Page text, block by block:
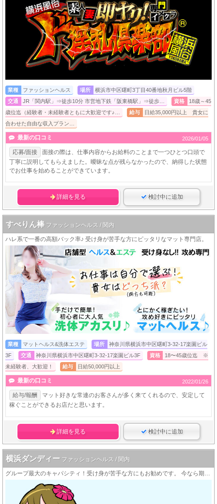
業種 ファッションヘルス 場所
横浜市中区曙町3丁目40番地秋月ビル5階
交通
JR「関内駅」⇒徒歩10分 市営地下鉄「阪東橋駅」⇒徒歩… 資格
18歳～45
歳位迄（経験者・未経験者ともに大歓迎です♪…
給与
日給35,000円以上 貴女に
合わせた自由な収入プラン…
最新の口コミ 2026/01/05
応募/面接
面接の際は、仕事内容からお給料のことまで一つひとつ口頭で
丁寧に説明してもらえました。曖昧な点が残らなかったので、納得した状態
でお仕事を始めることができています。
詳細を見る 検討中に追加
すべりん棒 ファッションヘルス / 関内
ハレ系で一番の高額バック率♪ 受け身が苦手な方にピッタリなマット専門店。
業種 マットヘルス&洗体エステ 場所
神奈川県横浜市中区曙町3-32-17楽園ビル
3F
交通 神奈川県横浜市中区曙町3-32-17楽園ビル3F 資格
18〜45歳位迄 ※
未経験者、大歓迎！
給与 日給50,000円以上
最新の口コミ 2022/01/26
給与/報酬
マット好きな常連のお客さんが多く来てくれるので、安定して
稼ぐことができるお店だと思います。
詳細を見る 検討中に追加
横浜ダンディー ファッションヘルス / 関内
グループ最大のキャパシティ！受け身が苦手な方にもお勧めです。 今なら期間限定キャンペーン開催中！！がっつり稼ぐなら横浜ダンディー！